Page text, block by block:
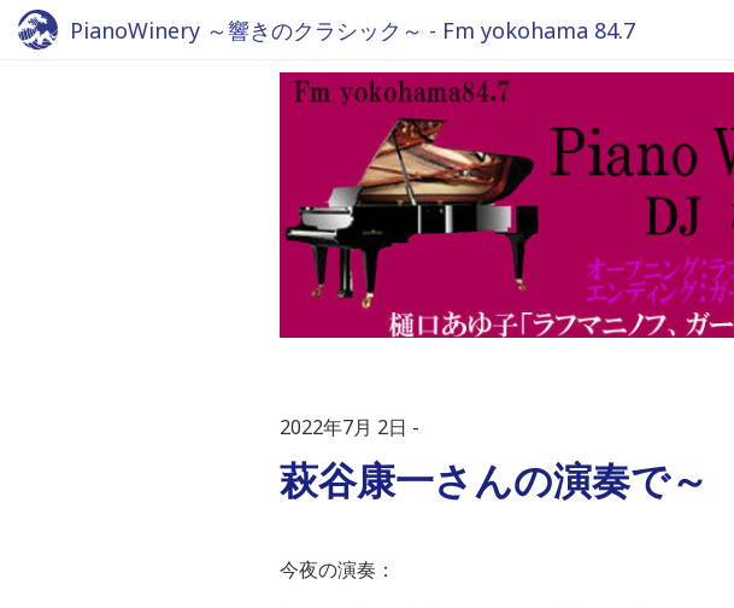
PianoWinery ～響きのクラシック～ - Fm yokohama 84.7
2022年7月 2日
萩谷康一さんの演奏で～
今夜の演奏：